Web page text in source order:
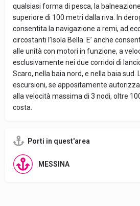
qualsiasi forma di pesca, la
superiore di 100 metri dalla riva. In
consentita la navigazione a remi, ad
circostanti l’Isola Bella. E’ anche
alle unità con motori in funzione, a
esclusivamente nei due corridoi di
Scaro, nella baia nord, e nella baia
escursioni, se appositamente
alla velocità massima di 3 nodi, oltre
costa.
Porti in quest'area
MESSINA